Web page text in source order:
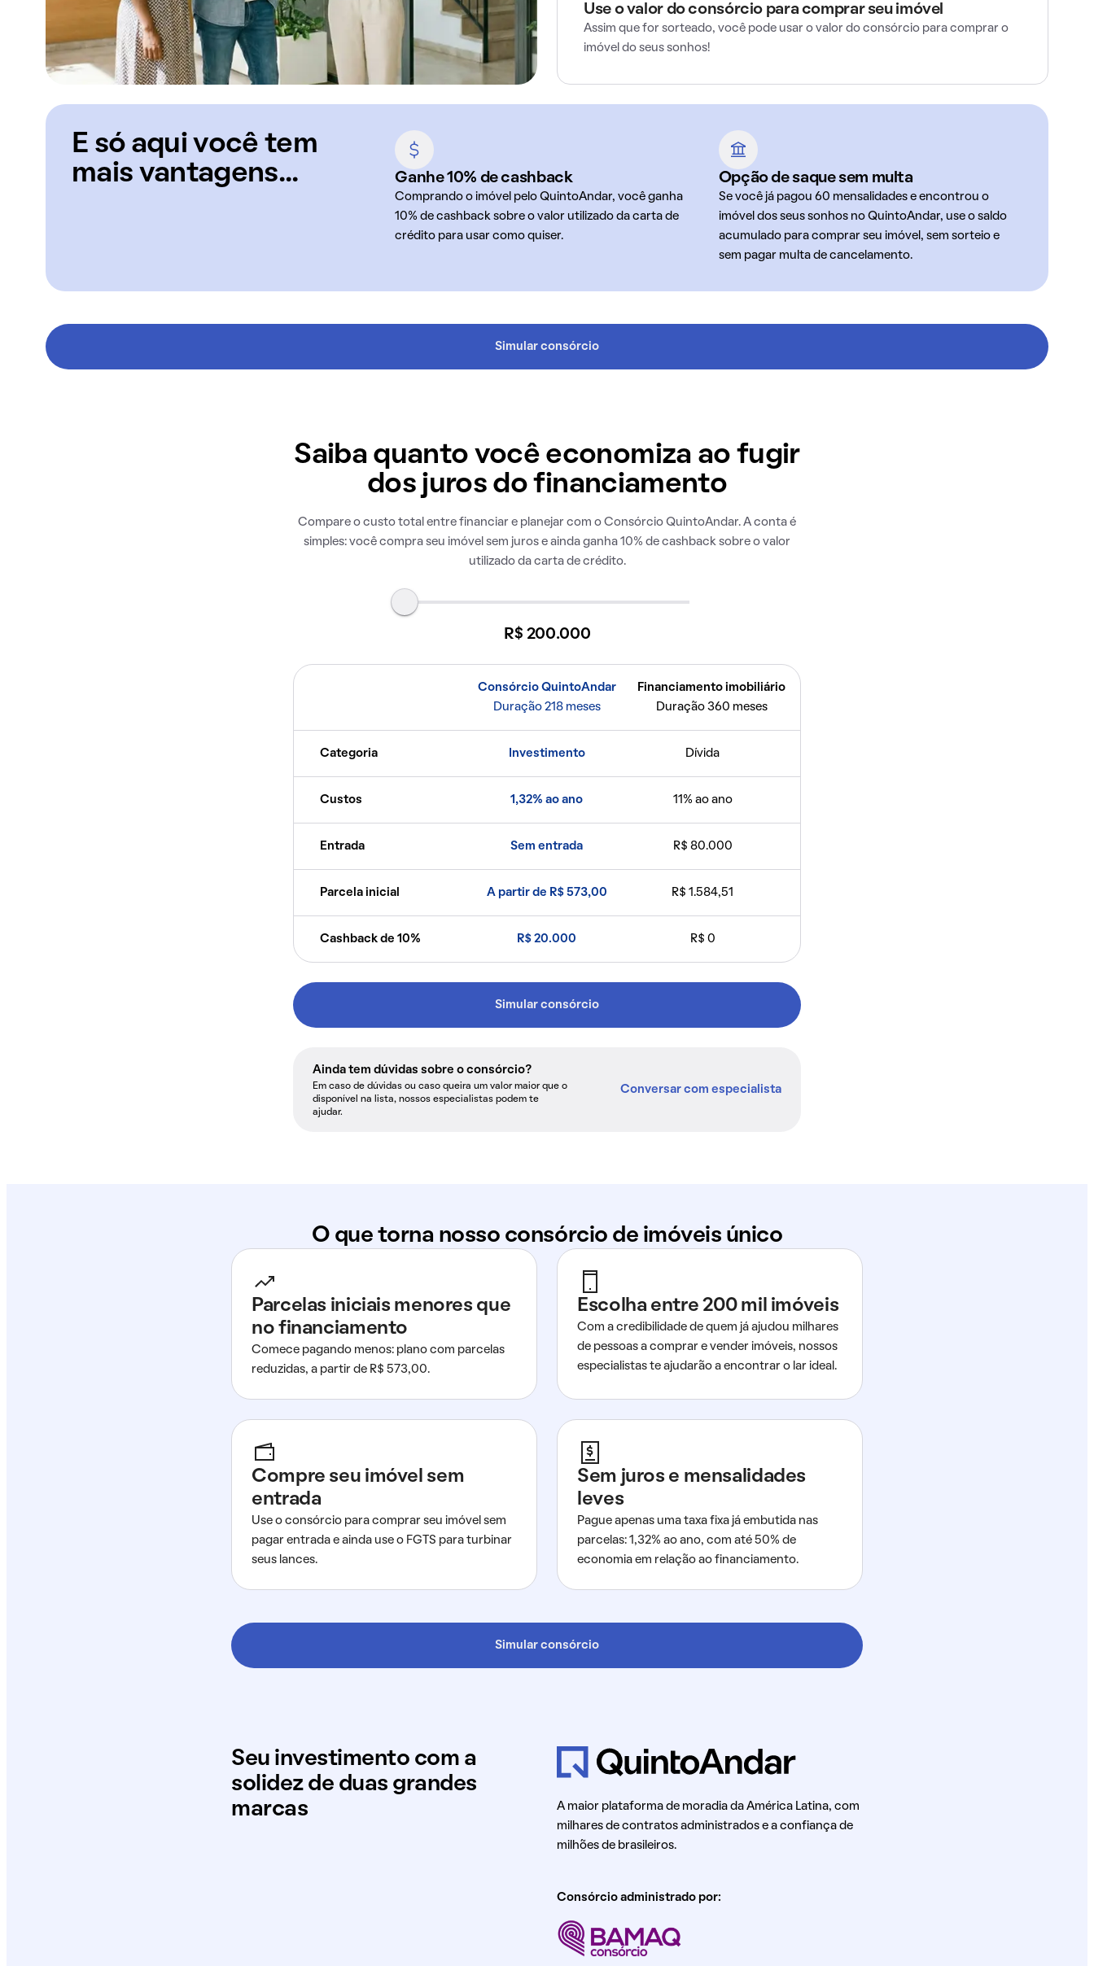
Use o valor do consórcio para comprar seu imóvel
Assim que for sorteado, você pode usar o valor do consórcio para comprar o
imóvel do seus sonhos!
E só aqui você tem
mais vantagens...
Ganhe 10% de cashback
Comprando o imóvel pelo QuintoAndar, você ganha
10% de cashback sobre o valor utilizado da carta de
crédito para usar como quiser.
Opção de saque sem multa
Se você já pagou 60 mensalidades e encontrou o
imóvel dos seus sonhos no QuintoAndar, use o saldo
acumulado para comprar seu imóvel, sem sorteio e
sem pagar multa de cancelamento.
Simular consórcio
Saiba quanto você economiza ao fugir
dos juros do financiamento
Compare o custo total entre financiar e planejar com o Consórcio QuintoAndar. A conta é
simples: você compra seu imóvel sem juros e ainda ganha 10% de cashback sobre o valor
utilizado da carta de crédito.
R$ 200.000
Consórcio QuintoAndar
Duração 218 meses
Financiamento imobiliário
Duração 360 meses
Categoria Investimento Dívida
Custos 1,32% ao ano 11% ao ano
Entrada Sem entrada R$ 80.000
Parcela inicial A partir de R$ 573,00 R$ 1.584,51
Cashback de 10% R$ 20.000 R$ 0
Simular consórcio
Ainda tem dúvidas sobre o consórcio?
Em caso de dúvidas ou caso queira um valor maior que o
disponível na lista, nossos especialistas podem te
ajudar.
Conversar com especialista
O que torna nosso consórcio de imóveis único
Parcelas iniciais menores que
no financiamento
Comece pagando menos: plano com parcelas
reduzidas, a partir de R$ 573,00.
Escolha entre 200 mil imóveis
Com a credibilidade de quem já ajudou milhares
de pessoas a comprar e vender imóveis, nossos
especialistas te ajudarão a encontrar o lar ideal.
Compre seu imóvel sem
entrada
Use o consórcio para comprar seu imóvel sem
pagar entrada e ainda use o FGTS para turbinar
seus lances.
Sem juros e mensalidades
leves
Pague apenas uma taxa fixa já embutida nas
parcelas: 1,32% ao ano, com até 50% de
economia em relação ao financiamento.
Simular consórcio
Seu investimento com a
solidez de duas grandes
marcas
A maior plataforma de moradia da América Latina, com
milhares de contratos administrados e a confiança de
milhões de brasileiros.
Consórcio administrado por: